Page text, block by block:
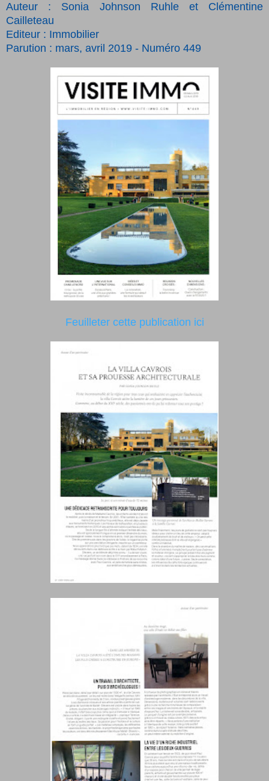
Auteur : Sonia Johnson Ruhle et Clémentine
Cailleteau
Editeur : Immobilier
Parution : mars, avril 2019 - Numéro 449
Feuilleter cette publication ici